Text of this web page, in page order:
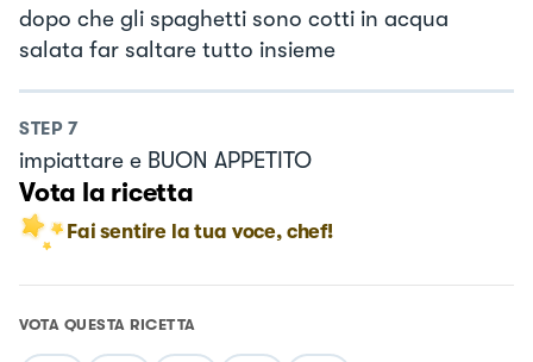
dopo che gli spaghetti sono cotti in acqua
salata far saltare tutto insieme
STEP 7
impiattare e BUON APPETITO
Vota la ricetta
Fai sentire la tua voce, chef!
VOTA QUESTA RICETTA